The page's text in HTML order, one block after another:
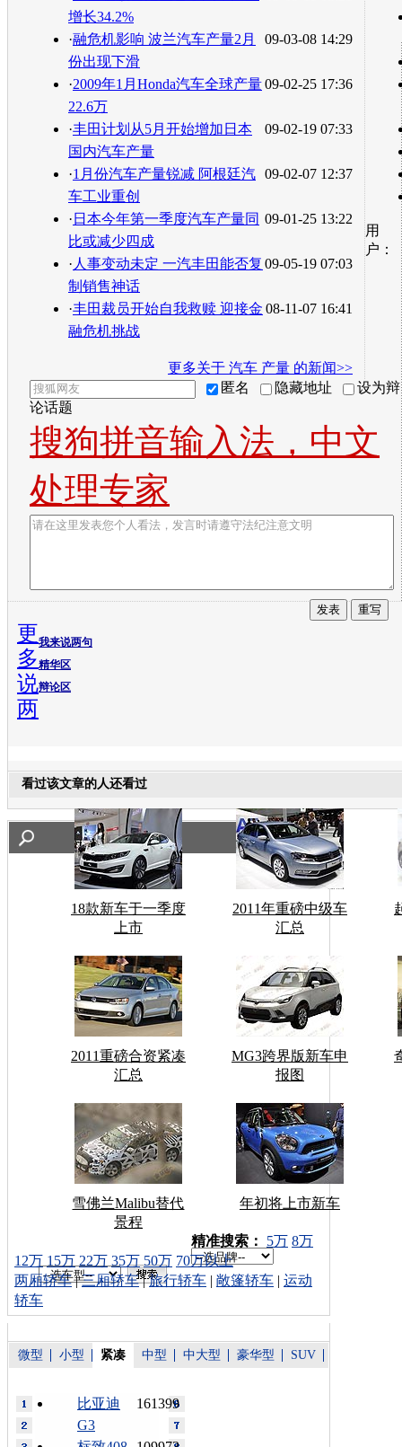
增长34.2%
09-03-08 14:29
·融危机影响 波兰汽车产量2月
份出现下滑
09-02-25 17:36
·2009年1月Honda汽车全球产量
22.6万
09-02-19 07:33
·丰田计划从5月开始增加日本
国内汽车产量
09-02-07 12:37
·1月份汽车产量锐减 阿根廷汽
车工业重创
09-01-25 13:22
· 日本今年第一季度汽车产量同
比或减少四成
09-05-19 07:03
· 人事变动未定 一汽丰田能否复
制销售神话
08-11-07 16:41
·丰田裁员开始自我救赎 迎接金
融危机挑战
更多关于 汽车 产量 的新闻>>
用
户：
匿名 隐藏地址
设为辩
论话题
搜狗拼音输入法，中文
处理专家
我来说两句
精华区
辩论区
更
多
说
两
看过该文章的人还看过
18款新车于一季度
上市
2011年重磅中级车
汇总
2011重磅合资紧凑
汇总
MG3跨界版新车申
报图
雪佛兰Malibu替代
景程
年初将上市新车
车型搜索：
精准搜索： 5万 8万
12万 15万 22万 35万 50万 70万以上
两厢轿车|三厢轿车|旅行轿车 | 敞篷轿车 | 运动
轿车
微型 小型 紧凑 中型 中大型 豪华型 SUV
161399
比亚迪
G3